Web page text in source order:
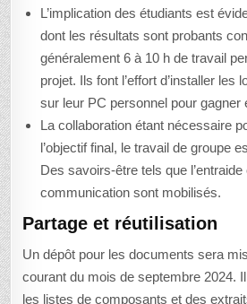
L’implication des étudiants est
dont les résultats sont probants
généralement 6 à 10 h de travail
projet. Ils font l’effort d’installer les
sur leur PC personnel pour gagner
La collaboration étant nécessaire
l’objectif final, le travail de groupe
Des savoirs-être tels que l’entraide
communication sont mobilisés.
Partage et réutilisation
Un dépôt pour les documents sera
courant du mois de septembre 2024.
les listes de composants et des